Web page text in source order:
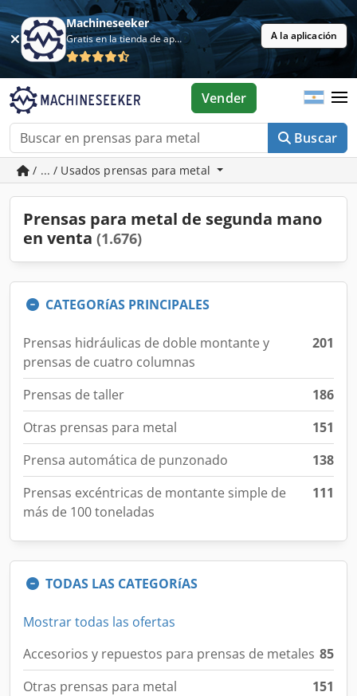
Machineseeker
Gratis en la tienda de aplicaciones A la aplicación
Buscar
Vender
/ ... / Usados prensas para metal
Prensas para metal de segunda mano
en venta (1.676)
CATEGORíAS PRINCIPALES
Prensas hidráulicas de doble montante y
prensas de cuatro columnas
201
Prensas de taller
186
Otras prensas para metal
151
Prensa automática de punzonado
138
Prensas excéntricas de montante simple de
más de 100 toneladas
111
TODAS LAS CATEGORíAS
Mostrar todas las ofertas
Accesorios y repuestos para prensas de metales 85
Otras prensas para metal
151